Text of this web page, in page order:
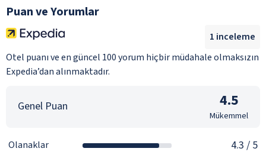
Puan ve Yorumlar
Otel puanı ve en güncel 100 yorum hiçbir müdahale olmaksızın
Expedia’dan alınmaktadır.
1 inceleme
Genel Puan 4.5
Mükemmel
Olanaklar 4.3 / 5